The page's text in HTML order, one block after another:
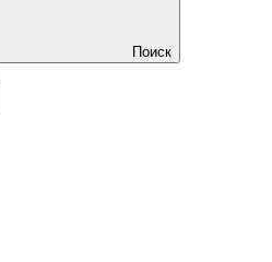
Поиск